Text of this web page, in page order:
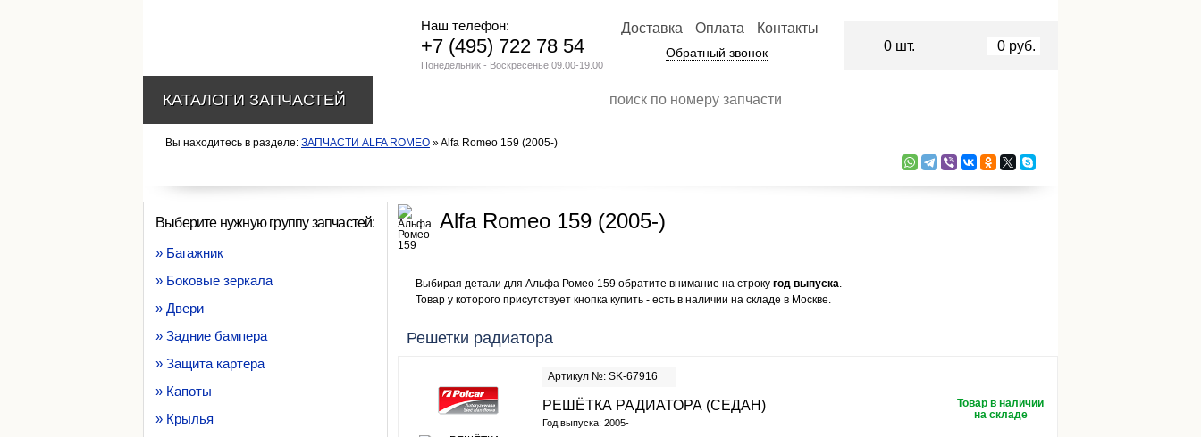
Вы находитесь в разделе: ЗАПЧАСТИ ALFA ROMEO » Alfa Romeo 159 (2005-)
Alfa Romeo 159 (2005-)
Выбирая детали для Альфа Ромео 159 обратите внимание на строку год выпуска.
Товар у которого присутствует кнопка купить - есть в наличии на складе в Москве.
Решетки радиатора
Артикул №: SK-67916
РЕШЁТКА РАДИАТОРА (СЕДАН)
Год выпуска: 2005-
Товар в наличии
на складе
Выберите нужную группу запчастей:
» Багажник
» Боковые зеркала
» Двери
» Задние бампера
» Защита картера
» Капоты
» Крылья
Наш телефон:
+7 (495) 722 78 54
Понедельник - Воскресенье 09.00-19.00
Доставка Оплата Контакты
Обратный звонок 0 шт. 0 руб.
КАТАЛОГИ ЗАПЧАСТЕЙ